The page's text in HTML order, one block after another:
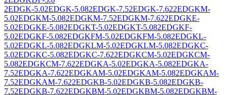
2EDGK-5.02EDGK-5.082EDGK-7.52EDGK-7.622EDGKM-
5.02EDGKM-5.082EDGKM-7.52EDGKM-7.622EDGKE-
5.02EDGKE-5.082EDGKT-5.02EDGKT-5.082EDGKF-
5.02EDGKF-5.082EDGKFM-5.02EDGKFM-5.082EDGKL-
5.02EDGKL-5.082EDGKLM-5.02EDGKLM-5.082EDGKC-
5.02EDGKC-5.082EDGKC-7.622EDGKCM-5.02EDGKCM-
5.082EDGKCM-7.622EDGKA-5.02EDGKA-5.082EDGKA-
7.52EDGKA-7.622EDGKAM-5.02EDGKAM-5.082EDGKAM-
7.52EDGKAM-7.622EDGKB-5.02EDGKB-5.082EDGKB-
7.52EDGKB-7.622EDGKBM-5.02EDGKBM-5.082EDGKBM-